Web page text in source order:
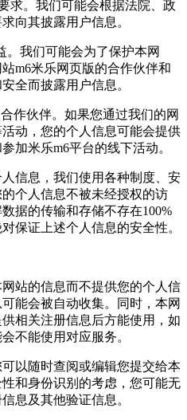
。我们可能会根据法院、政
向其披露用户信息。
我们可能会为了保护本网
m6米乐网页版的合作伙伴和
全而披露用户信息。
伙伴。如果您通过我们的网
动，您的个人信息可能会提供
加米乐m6平台的线下活动。
息，我们使用各种制度、安
个人信息不被未经授权的访
据的传输和存储不存在100%
保证上述个人信息的安全性。
的信息而不提供您的个人信
能会被自动收集。同时，本网
相关注册信息后方能使用，如
不能使用对应服务。
随时查阅或编辑您提交给本
和身份识别的考虑，您可能无
息及其他验证信息。